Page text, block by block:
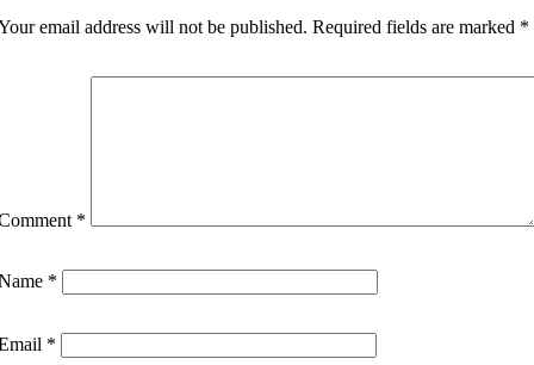
email address will not be published. Required fields are marked *
*
*
*